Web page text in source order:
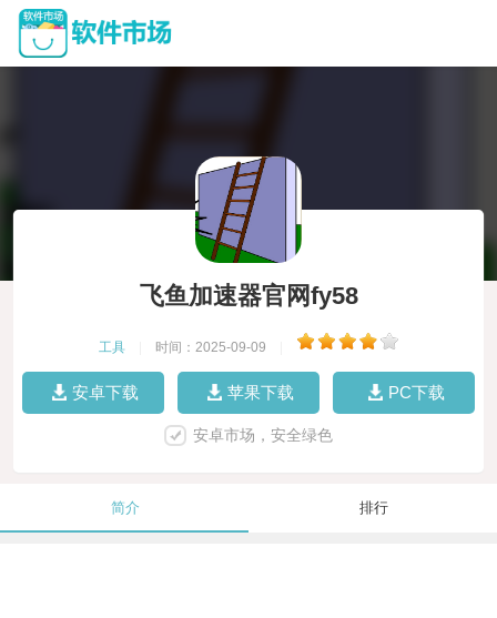
飞鱼加速器官网fy58
工具 时间：2025-09-09
安卓下载 苹果下载 PC下载
安卓市场，安全绿色
简介 排行